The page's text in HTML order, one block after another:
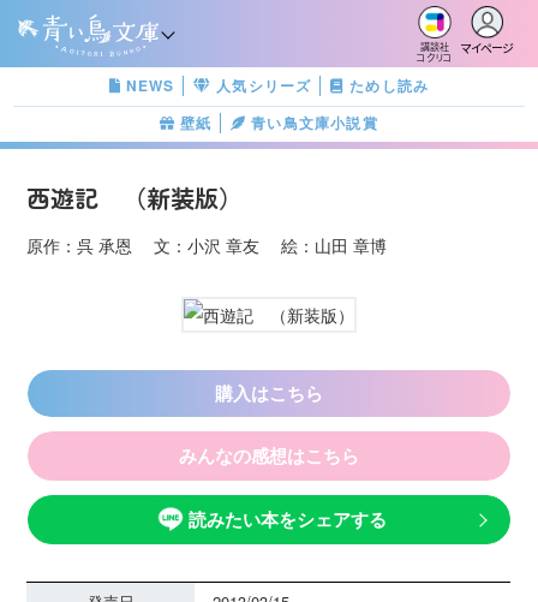
講談社
コクリコ
マイページ
NEWS 人気シリーズ
ためし読み
壁紙
青い鳥文庫小説賞
西遊記 （新装版）
原作：呉 承恩 文：小沢 章友 絵：山田 章博
購入はこちら
みんなの感想はこちら
読みたい本をシェアする